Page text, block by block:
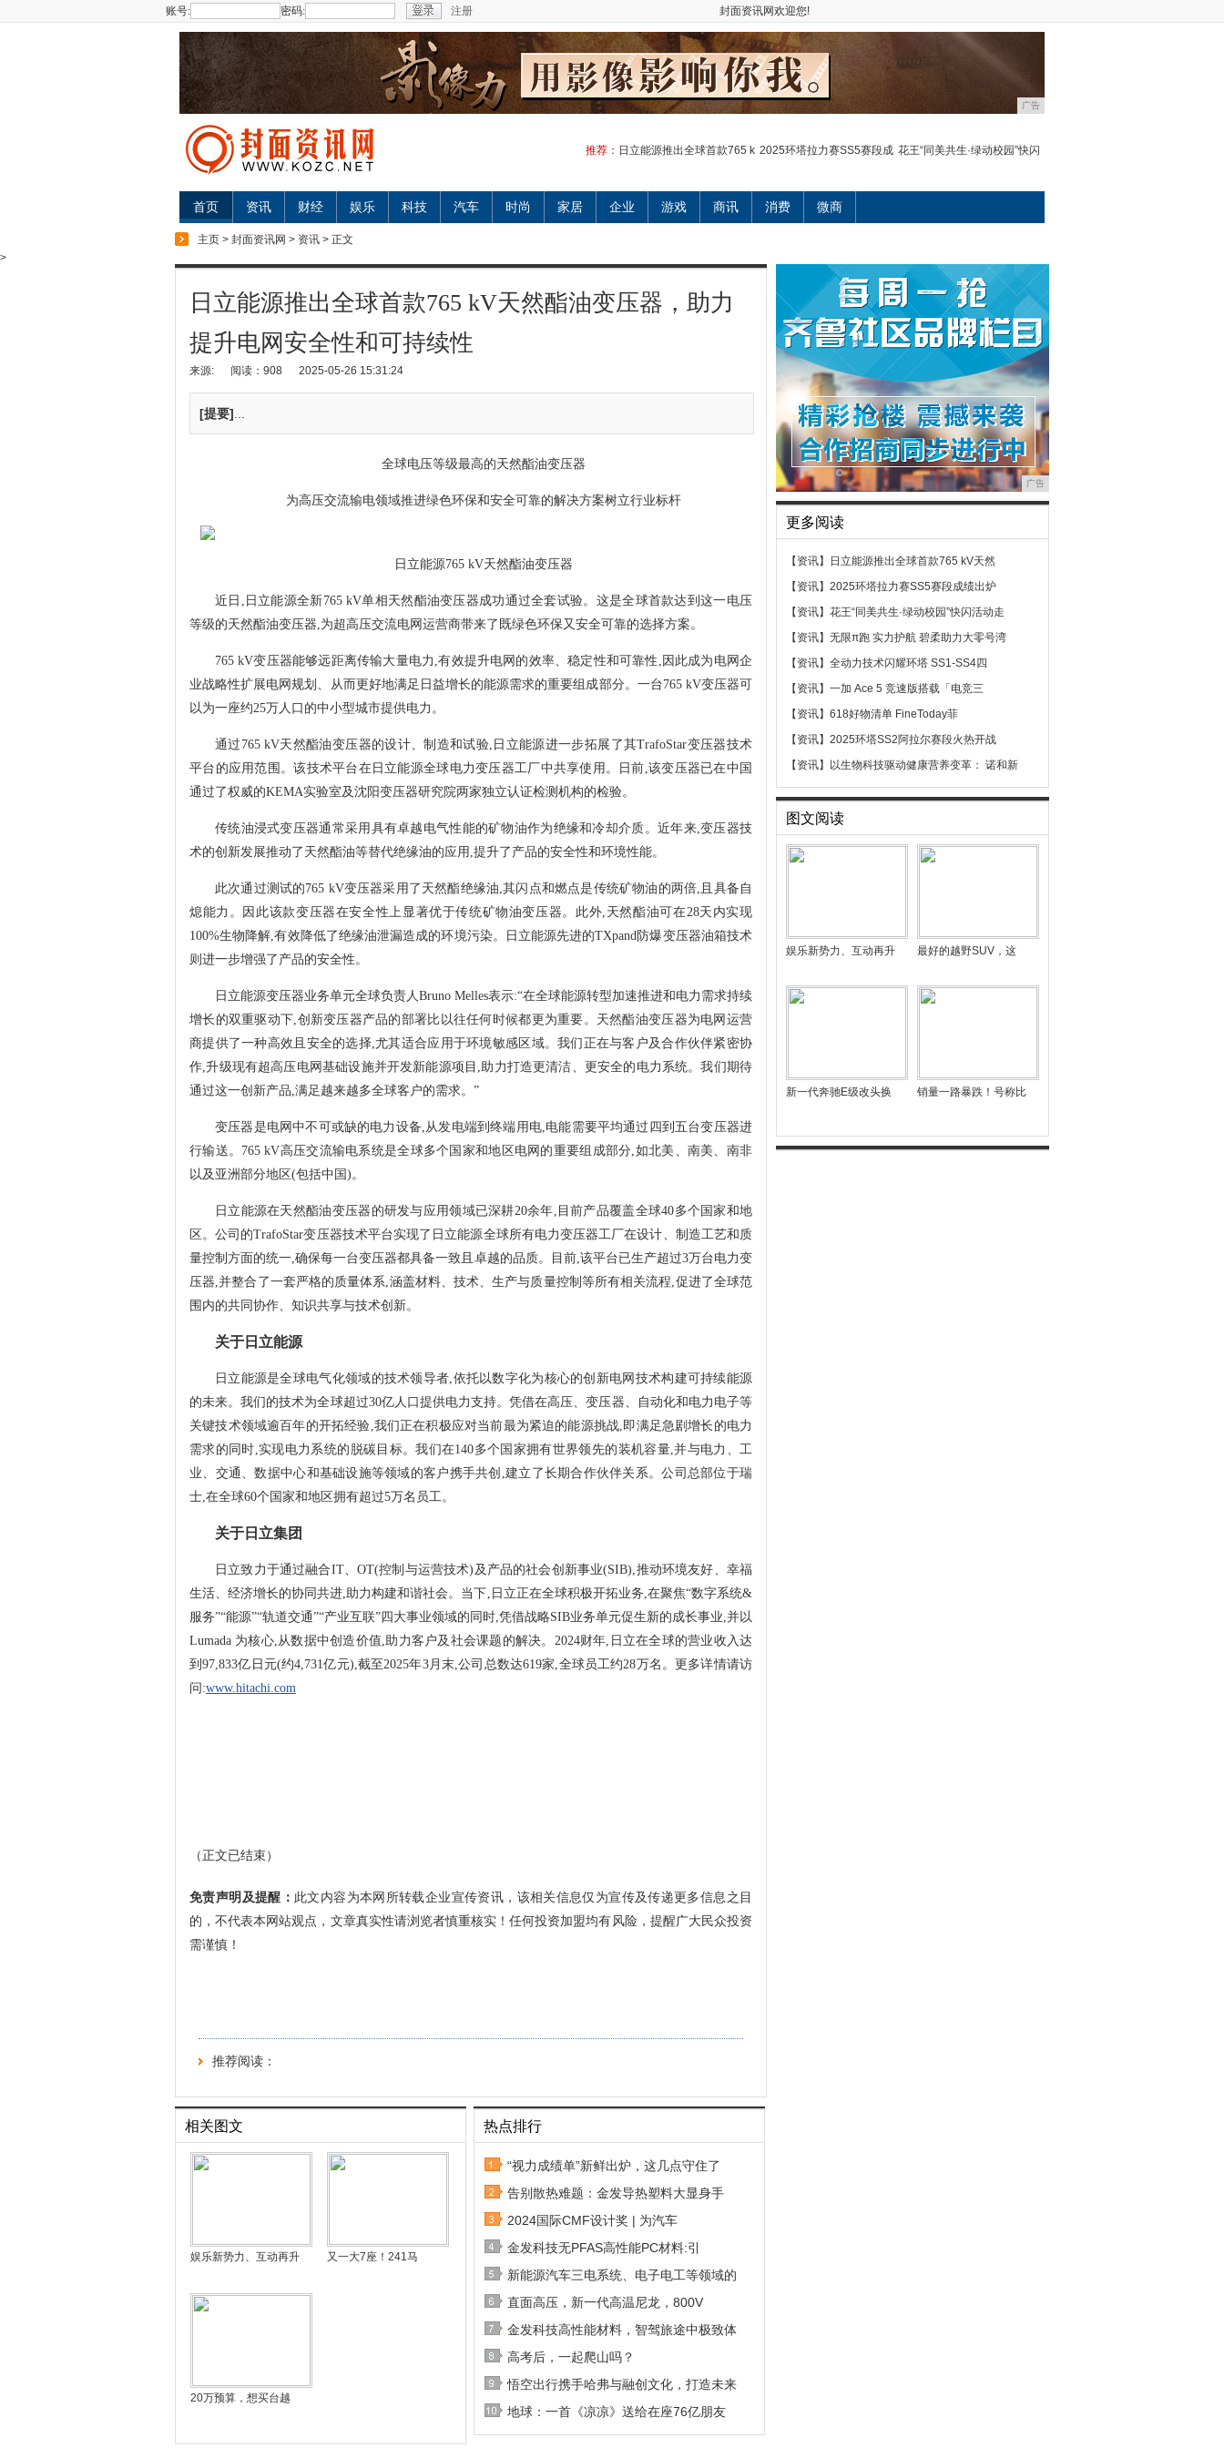
账号: 密码: 注册 封面资讯网欢迎您!
广告
推荐： 日立能源推出全球首款765 k 2025环塔拉力赛SS5赛段成 花王“同美共生·绿动校园”快闪
首页 资讯 财经 娱乐 科技 汽车 时尚 家居 企业 游戏 商讯 消费 微商
主页 > 封面资讯网 > 资讯 > 正文
>
日立能源推出全球首款765 kV天然酯油变压器，助力
提升电网安全性和可持续性
来源: 阅读：908 2025-05-26 15:31:24
[提要]
全球电压等级最高的天然酯油变压器
为高压交流输电领域推进绿色环保和安全可靠的解决方案树立行业标杆
日立能源765 kV天然酯油变压器
近日,日立能源全新765 kV单相天然酯油变压器成功通过全套试验。这是全球首款达到这一电压
等级的天然酯油变压器,为超高压交流电网运营商带来了既绿色环保又安全可靠的选择方案。
765 kV变压器能够远距离传输大量电力,有效提升电网的效率、稳定性和可靠性,因此成为电网企
业战略性扩展电网规划、从而更好地满足日益增长的能源需求的重要组成部分。一台765 kV变压器可
以为一座约25万人口的中小型城市提供电力。
通过765 kV天然酯油变压器的设计、制造和试验,日立能源进一步拓展了其TrafoStar变压器技术
平台的应用范围。该技术平台在日立能源全球电力变压器工厂中共享使用。日前,该变压器已在中国
通过了权威的KEMA实验室及沈阳变压器研究院两家独立认证检测机构的检验。
传统油浸式变压器通常采用具有卓越电气性能的矿物油作为绝缘和冷却介质。近年来,变压器技
术的创新发展推动了天然酯油等替代绝缘油的应用,提升了产品的安全性和环境性能。
此次通过测试的765 kV变压器采用了天然酯绝缘油,其闪点和燃点是传统矿物油的两倍,且具备自
熄能力。因此该款变压器在安全性上显著优于传统矿物油变压器。此外,天然酯油可在28天内实现
100%生物降解,有效降低了绝缘油泄漏造成的环境污染。日立能源先进的TXpand防爆变压器油箱技术
则进一步增强了产品的安全性。
日立能源变压器业务单元全球负责人Bruno Melles表示:“在全球能源转型加速推进和电力需求持续
增长的双重驱动下,创新变压器产品的部署比以往任何时候都更为重要。天然酯油变压器为电网运营
商提供了一种高效且安全的选择,尤其适合应用于环境敏感区域。我们正在与客户及合作伙伴紧密协
作,升级现有超高压电网基础设施并开发新能源项目,助力打造更清洁、更安全的电力系统。我们期待
通过这一创新产品,满足越来越多全球客户的需求。”
变压器是电网中不可或缺的电力设备,从发电端到终端用电,电能需要平均通过四到五台变压器进
行输送。765 kV高压交流输电系统是全球多个国家和地区电网的重要组成部分,如北美、南美、南非
以及亚洲部分地区(包括中国)。
日立能源在天然酯油变压器的研发与应用领域已深耕20余年,目前产品覆盖全球40多个国家和地
区。公司的TrafoStar变压器技术平台实现了日立能源全球所有电力变压器工厂在设计、制造工艺和质
量控制方面的统一,确保每一台变压器都具备一致且卓越的品质。目前,该平台已生产超过3万台电力变
压器,并整合了一套严格的质量体系,涵盖材料、技术、生产与质量控制等所有相关流程,促进了全球范
围内的共同协作、知识共享与技术创新。
关于日立能源
日立能源是全球电气化领域的技术领导者,依托以数字化为核心的创新电网技术构建可持续能源
的未来。我们的技术为全球超过30亿人口提供电力支持。凭借在高压、变压器、自动化和电力电子等
关键技术领域逾百年的开拓经验,我们正在积极应对当前最为紧迫的能源挑战,即满足急剧增长的电力
需求的同时,实现电力系统的脱碳目标。我们在140多个国家拥有世界领先的装机容量,并与电力、工
业、交通、数据中心和基础设施等领域的客户携手共创,建立了长期合作伙伴关系。公司总部位于瑞
士,在全球60个国家和地区拥有超过5万名员工。
关于日立集团
日立致力于通过融合IT、OT(控制与运营技术)及产品的社会创新事业(SIB),推动环境友好、幸福
生活、经济增长的协同共进,助力构建和谐社会。当下,日立正在全球积极开拓业务,在聚焦“数字系统&
服务”“能源”“轨道交通”“产业互联”四大事业领域的同时,凭借战略SIB业务单元促生新的成长事业,并以
Lumada 为核心,从数据中创造价值,助力客户及社会课题的解决。2024财年,日立在全球的营业收入达
到97,833亿日元(约4,731亿元),截至2025年3月末,公司总数达619家,全球员工约28万名。更多详情请访
问:www.hitachi.com
（正文已结束）
免责声明及提醒： 此文内容为本网所转载企业宣传资讯，该相关信息仅为宣传及传递更多信息之目
的，不代表本网站观点，文章真实性请浏览者慎重核实！任何投资加盟均有风险，提醒广大民众投资
需谨慎！
推荐阅读：
相关图文
娱乐新势力、互动再升 又一大7座！241马
20万预算，想买台越
热点排行
“视力成绩单”新鲜出炉，这几点守住了
告别散热难题：金发导热塑料大显身手
2024国际CMF设计奖 | 为汽车
金发科技无PFAS高性能PC材料:引
新能源汽车三电系统、电子电工等领域的
直面高压，新一代高温尼龙，800V
金发科技高性能材料，智驾旅途中极致体
高考后，一起爬山吗？
悟空出行携手哈弗与融创文化，打造未来
地球：一首《凉凉》送给在座76亿朋友
广告
更多阅读
【资讯】
日立能源推出全球首款765 kV天然
【资讯】 2025环塔拉力赛SS5赛段成绩出炉
【资讯】 花王“同美共生·绿动校园”快闪活动走
【资讯】 无限π跑 实力护航 碧柔助力大零号湾
【资讯】 全动力技术闪耀环塔 SS1-SS4四
【资讯】 一加 Ace 5 竞速版搭载「电竞三
【资讯】 618好物清单 FineToday菲
【资讯】 2025环塔SS2阿拉尔赛段火热开战
【资讯】
以生物科技驱动健康营养变革： 诺和新
图文阅读
娱乐新势力、互动再升 最好的越野SUV，这
新一代奔驰E级改头换 销量一路暴跌！号称比